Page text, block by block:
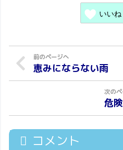
いいね
恵みにならない雨
危
コメント